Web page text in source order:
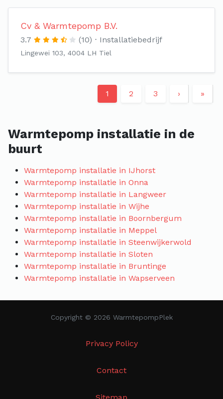
Cv & Warmtepomp B.V.
3.7 (10) Installatiebedrijf
Lingewei 103, 4004 LH Tiel
1 2 3 › »
Warmtepomp installatie in de
buurt
Warmtepomp installatie in IJhorst
Warmtepomp installatie in Onna
Warmtepomp installatie in Langweer
Warmtepomp installatie in Wijhe
Warmtepomp installatie in Boornbergum
Warmtepomp installatie in Meppel
Warmtepomp installatie in Steenwijkerwold
Warmtepomp installatie in Sloten
Warmtepomp installatie in Bruntinge
Warmtepomp installatie in Wapserveen
Copyright © 2026 WarmtepompPlek
Privacy Policy
Contact